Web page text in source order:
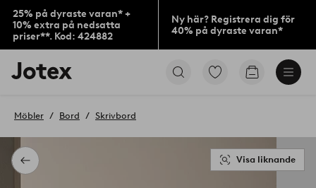
25% på dyraste varan* +
10% extra på nedsatta
priser**. Kod: 424882
Ny här? Registrera dig för
40% på dyraste varan*
Jotex
logotyp
till
Gå
Gå
Tillbaka
Möbler Bord Skrivbord
Visa liknande